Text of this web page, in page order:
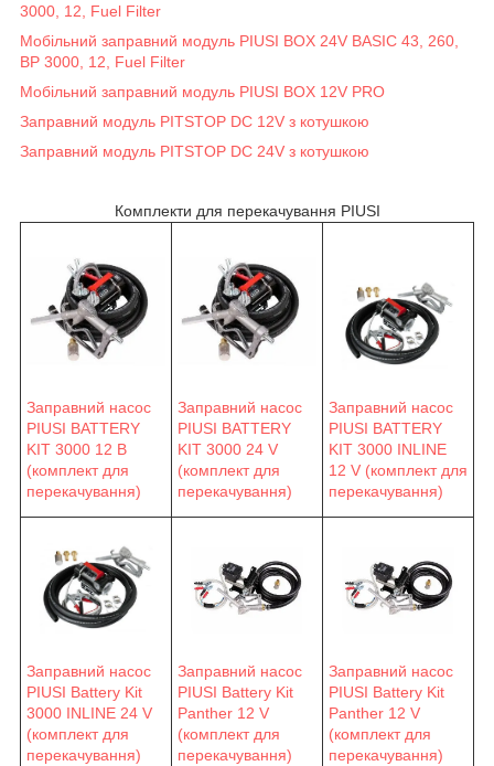
3000, 12, Fuel Filter
Мобільний заправний модуль PIUSI BOX 24V BASIC 43, 260,
BP 3000, 12, Fuel Filter
Мобільний заправний модуль PIUSI BOX 12V PRO
Заправний модуль PITSTOP DC 12V з котушкою
Заправний модуль PITSTOP DC 24V з котушкою
Комплекти для перекачування PIUSI
Заправний насос
PIUSI BATTERY
KIT 3000 12 В
(комплект для
перекачування)
Заправний насос
PIUSI BATTERY
KIT 3000 24 V
(комплект для
перекачування)
Заправний насос
PIUSI BATTERY
KIT 3000 INLINE
12 V (комплект для
перекачування)
Заправний насос
PIUSI Battery Kit
3000 INLINE 24 V
(комплект для
перекачування)
Заправний насос
PIUSI Battery Kit
Panther 12 V
(комплект для
перекачування)
Заправний насос
PIUSI Battery Kit
Panther 12 V
(комплект для
перекачування)